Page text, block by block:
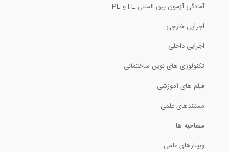
آمادگی آزمون بین المللی FE و PE
اجرایی خارجی
اجرایی داخلی
تکنولوژی های نوین ساختمانی
فیلم های آموزشی
مستندهای علمی
مصاحبه ها
وبینارهای علمی